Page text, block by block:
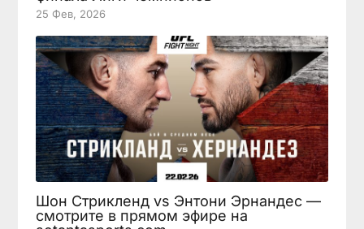
25 Фев, 2026
Шон Стрикленд vs Энтони Эрнандес —
смотрите в прямом эфире на